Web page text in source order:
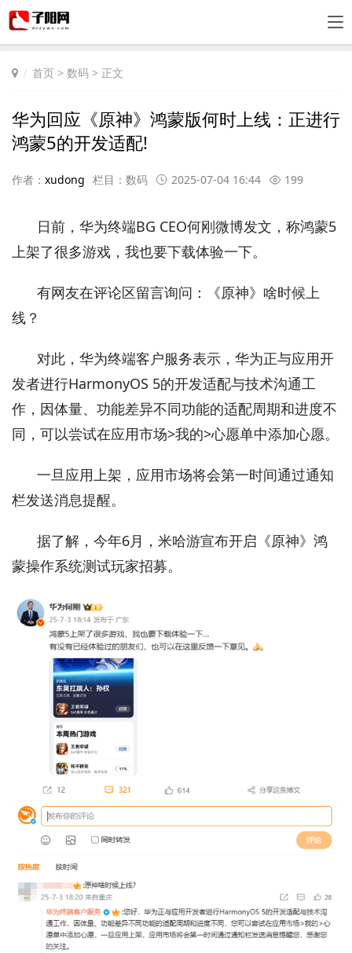
首页 > 数码 > 正文
华为回应《原神》鸿蒙版何时上线：正进行
鸿蒙5的开发适配!
作者： xudong 栏目： 数码 2025-07-04 16:44 199
日前，华为终端BG CEO何刚微博发文，称鸿蒙5
上架了很多游戏，我也要下载体验一下。
有网友在评论区留言询问：《原神》啥时候上
线？
对此，华为终端客户服务表示，华为正与应用开
发者进行HarmonyOS 5的开发适配与技术沟通工
作，因体量、功能差异不同功能的适配周期和进度不
同，可以尝试在应用市场>我的>心愿单中添加心愿。
一旦应用上架，应用市场将会第一时间通过通知
栏发送消息提醒。
据了解，今年6月，米哈游宣布开启《原神》鸿
蒙操作系统测试玩家招募。